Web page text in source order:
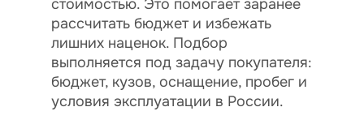
стоимостью. Это помогает заранее
рассчитать бюджет и избежать
лишних наценок. Подбор
выполняется под задачу покупателя:
бюджет, кузов, оснащение, пробег и
условия эксплуатации в России.